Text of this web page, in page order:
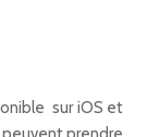
sur iOS et